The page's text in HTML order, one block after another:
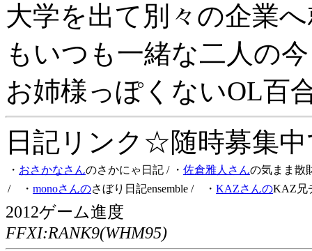
大学を出て別々の企業
もいつも一緒な二人の
お姉様っぽくないOL百
日記リンク☆随時募集
・ おさかなさんのさかにゃ日記 / ・ 佐倉雅人さんの気まま散
/ ・ monoさんのさぼり日記ensemble / ・ KAZさんのKAZ兄
2012ゲーム進度
FFXI:RANK9(WHM95)